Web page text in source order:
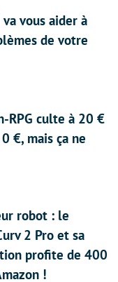
vous aider à
de votre
RPG culte à 20 €
€, mais ça ne
robot : le
2 Pro et sa
profite de 400
!